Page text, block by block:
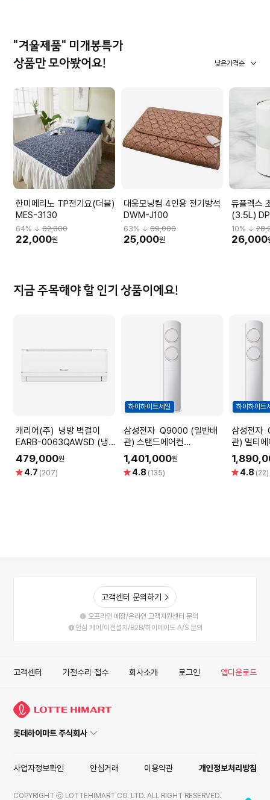
"겨울제품" 미개봉특가
상품만 모아봤어요!
낮은가격순
한미메리노 TP전기요(더블)
MES-3130
64% ↓ 62,800
22,000원
대웅모닝컴 4인용 전기방석
DWM-J100
63% ↓69,000
25,000원
듀플렉스
(3.5L)
10% ↓
26,000
지금 주목해야 할 인기 상품이에요!
캐리어(주) 냉방 벽걸이
EARB-0063QAWSD (냉
방18.7㎡) [전국기본설치비
포함]
479,000원
별 4.7 (207)
하이하이트세일
삼성전자 Q9000 (일반배
관) 스탠드에어컨
AF60F17D11BS (냉방
56.9㎡) 실외기포함 [전국
기본설치비 포함]
1,401,000원
별 4.8 (135)
하이하이트
삼성전자 Q9000 (일반배
관) 멀티
56.9㎡
함 [전국
별 4.8 (22)
고객센터 문의하기
오프라인 매장/온라인 고객지원센터 문의
안심 케어/이전설치/B2B/하이메이드 A/S 문의
고객센터 가전수리 접수 회사소개 로그인 앱다운로드
롯데하이마트 주식회사
사업자정보확인 안심거래 이용약관 개인정보처리방침
COPYRIGHT ⓒ LOTTEHIMART CO. LTD. ALL RIGHT RESERVED.